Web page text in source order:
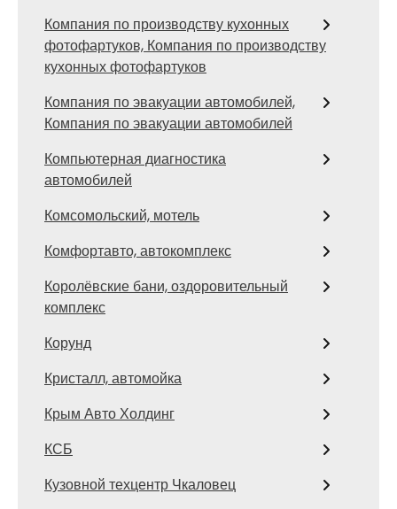
Компания по производству кухонных
фотофартуков, Компания по производству
кухонных фотофартуков
Компания по эвакуации автомобилей,
Компания по эвакуации автомобилей
Компьютерная диагностика
автомобилей
Комсомольский, мотель
Комфортавто, автокомплекс
Королёвские бани, оздоровительный
комплекс
Корунд
Кристалл, автомойка
Крым Авто Холдинг
КСБ
Кузовной техцентр Чкаловец